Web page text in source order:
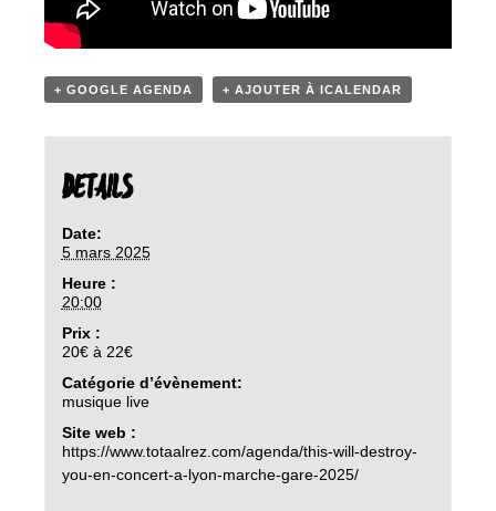
+ GOOGLE AGENDA + AJOUTER À ICALENDAR
DETAILS
Date:
5 mars 2025
Heure :
20:00
Prix :
20€ à 22€
Catégorie d’évènement:
musique live
Site web :
https://www.totaalrez.com/agenda/this-will-destroy-
you-en-concert-a-lyon-marche-gare-2025/